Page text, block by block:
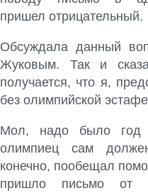
пришел отрицательный.
Обсуждала данный
Жуковым. Так и
получается, что я,
без олимпийской
Мол, надо было год
олимпиец сам
конечно, пообещал
пришло письмо от